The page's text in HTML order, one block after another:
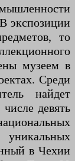
экспозиции
то
музеем в
Среди
найдет
девять
в Чехии